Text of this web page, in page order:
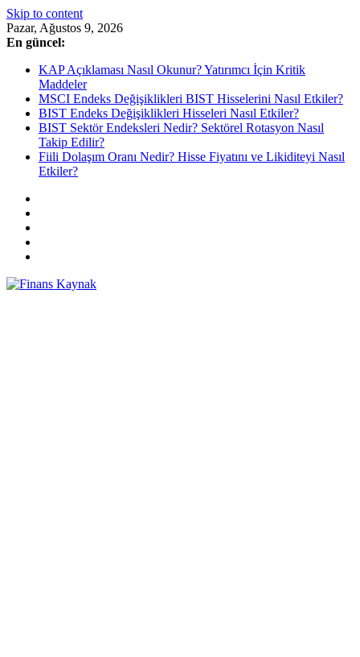
Skip to content
Pazar, Ağustos 9, 2026
En güncel:
KAP Açıklaması Nasıl Okunur? Yatırımcı İçin Kritik
Maddeler
MSCI Endeks Değişiklikleri BIST Hisselerini Nasıl Etkiler?
BIST Endeks Değişiklikleri Hisseleri Nasıl Etkiler?
BIST Sektör Endeksleri Nedir? Sektörel Rotasyon Nasıl
Takip Edilir?
Fiili Dolaşım Oranı Nedir? Hisse Fiyatını ve Likiditeyi Nasıl
Etkiler?